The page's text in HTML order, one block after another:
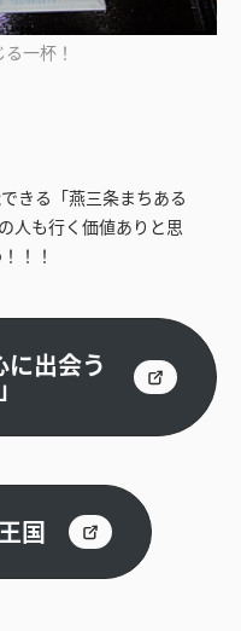
一杯！
きる「燕三条まちある
人も行く価値ありと思
！！
出会う
国